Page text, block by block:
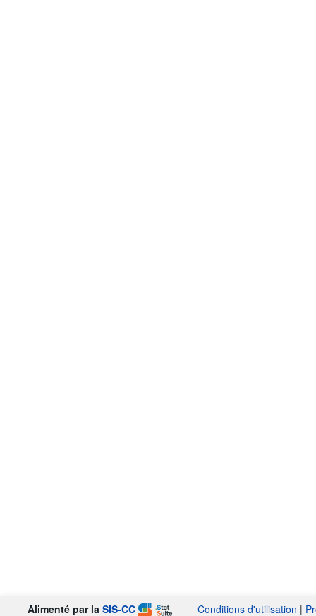
Alimenté par la SIS-CC Conditions d'utilisation |